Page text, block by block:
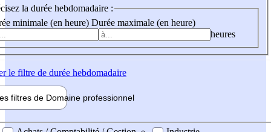
la durée hebdomadaire :
minimale (en heure) Durée maximale (en heure)
heures
le filtre de durée hebdomadaire
filtres de Domaine professionnel